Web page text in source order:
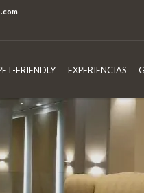
FRIENDLY EXPERIENCIAS